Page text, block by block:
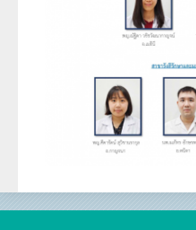
ประวัตินักฟิสิกส์การแพทย์
ประวัติพยาบาลกับงานทางรังสีวิทยา